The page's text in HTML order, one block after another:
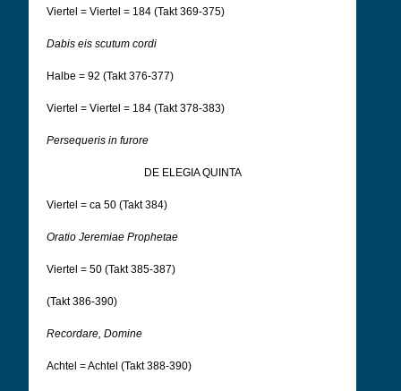
Viertel = Viertel = 184 (Takt 369-375)
Dabis eis scutum cordi
Halbe = 92 (Takt 376-377)
Viertel = Viertel = 184 (Takt 378-383)
Persequeris in furore
DE ELEGIA QUINTA
Viertel = ca 50 (Takt 384)
Oratio Jeremiae Prophetae
Viertel = 50 (Takt 385-387)
(Takt 386-390)
Recordare, Domine
Achtel = Achtel (Takt 388-390)